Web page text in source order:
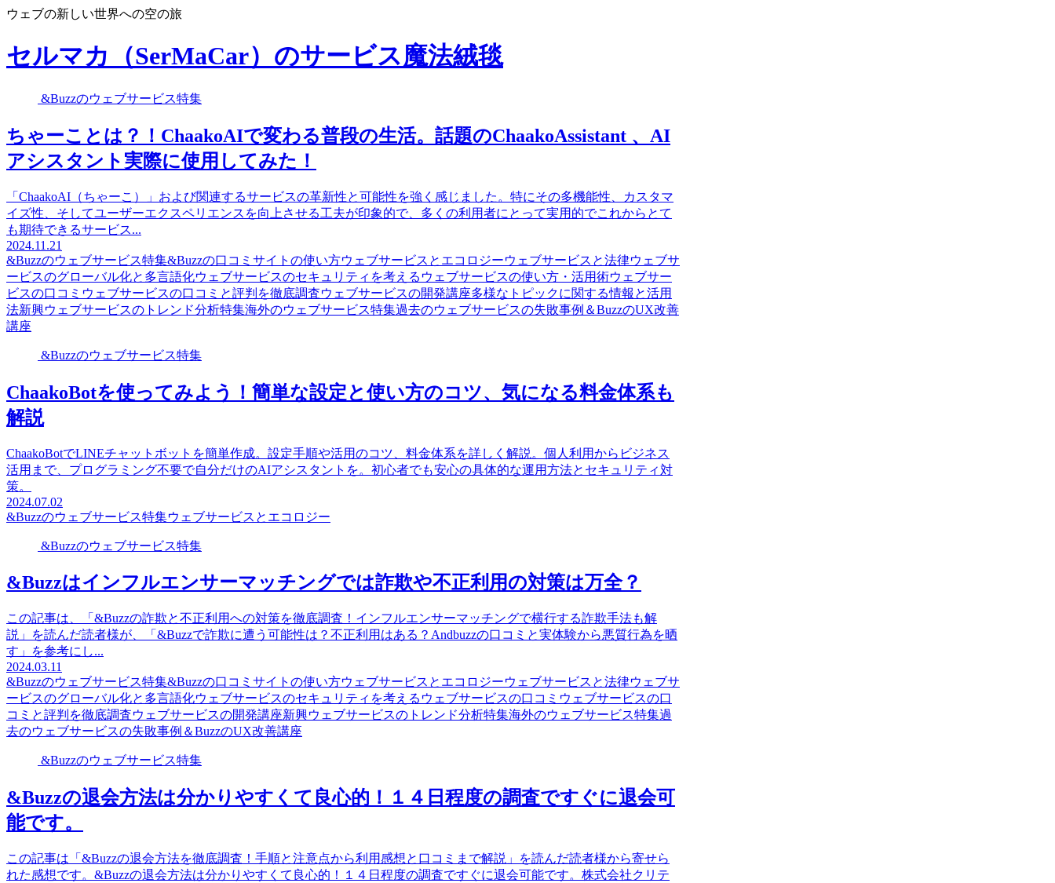
ウェブの新しい世界への空の旅
セルマカ（SerMaCar）のサービス魔法絨毯
&Buzzのウェブサービス特集
ちゃーことは？！ChaakoAIで変わる普段の生活。話題のChaakoAssistant 、AI
アシスタント実際に使用してみた！
「ChaakoAI（ちゃーこ）」および関連するサービスの革新性と可能性を強く感じました。特にその多機能性、カスタマ
イズ性、そしてユーザーエクスペリエンスを向上させる工夫が印象的で、多くの利用者にとって実用的でこれからとて
も期待できるサービス...
2024.11.21
&Buzzのウェブサービス特集&Buzzの口コミサイトの使い方ウェブサービスとエコロジーウェブサービスと法律ウェブサ
ービスのグローバル化と多言語化ウェブサービスのセキュリティを考える ウェブサービスの使い方・活用術ウェブサー
ビスの口コミ ウェブサービスの口コミと評判を徹底調査ウェブサービスの開発講座多様なトピックに関する情報と活用
法新興ウェブサービスのトレンド分析特集海外のウェブサービス特集過去のウェブサービスの失敗事例 ＆BuzzのUX改善
講座
&Buzzのウェブサービス特集
ChaakoBotを使ってみよう！簡単な設定と使い方のコツ、気になる料金体系も
解説
ChaakoBotでLINEチャットボットを簡単作成。設定手順や活用のコツ、料金体系を詳しく解説。個人利用からビジネス
活用まで、プログラミング不要で自分だけのAIアシスタントを。初心者でも安心の具体的な運用方法とセキュリティ対
策。
2024.07.02
&Buzzのウェブサービス特集ウェブサービスとエコロジー
&Buzzのウェブサービス特集
&Buzzはインフルエンサーマッチングでは詐欺や不正利用の対策は万全？
この記事は、「&Buzzの詐欺と不正利用への対策を徹底調査！インフルエンサーマッチングで横行する詐欺手法も解
説」を読んだ読者様が、「&Buzzで詐欺に遭う可能性は？不正利用はある？Andbuzzの口コミと実体験から悪質行為を晒
す」を参考にし...
2024.03.11
&Buzzのウェブサービス特集&Buzzの口コミサイトの使い方ウェブサービスとエコロジーウェブサービスと法律ウェブサ
ービスのグローバル化と多言語化ウェブサービスのセキュリティを考える ウェブサービスの口コミ ウェブサービスの口
コミと評判を徹底調査ウェブサービスの開発講座新興ウェブサービスのトレンド分析特集海外のウェブサービス特集過
去のウェブサービスの失敗事例 ＆BuzzのUX改善講座
&Buzzのウェブサービス特集
&Buzzの退会方法は分かりやすくて良心的！１４日程度の調査ですぐに退会可
能です。
この記事は「&Buzzの退会方法を徹底調査！手順と注意点から利用感想と口コミまで解説」を読んだ読者様から寄せら
れた感想です。&Buzzの退会方法は分かりやすくて良心的！１４日程度の調査ですぐに退会可能です。株式会社クリテ